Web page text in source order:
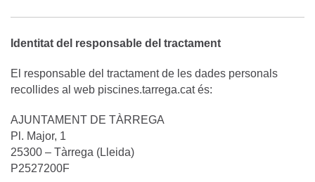
Identitat del responsable del tractament
El responsable del tractament de les dades personals
recollides al web piscines.tarrega.cat és:
AJUNTAMENT DE TÀRREGA
Pl. Major, 1
25300 – Tàrrega (Lleida)
P2527200F